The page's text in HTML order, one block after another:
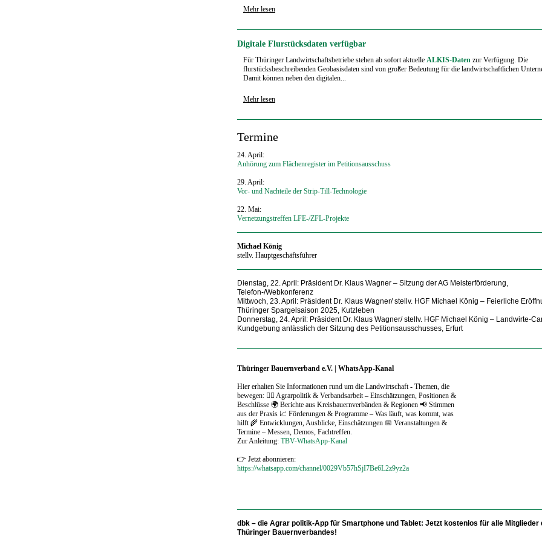
Mehr lesen
Digitale Flurstücksdaten verfügbar
Für Thüringer Landwirtschaftsbetriebe stehen ab sofort aktuelle ALKIS-Daten zur Verfügung. Die
flurstücksbeschreibenden Geobasisdaten sind von großer Bedeutung für die landwirtschaftlichen
Damit können neben den digitalen...
Mehr lesen
Termine
24. April:
Anhörung zum Flächenregister im Petitionsausschuss
29. April:
Vor- und Nachteile der Strip-Till-Technologie
22. Mai:
Vernetzungstreffen LFE-/ZFL-Projekte
Michael König
stellv. Hauptgeschäftsführer
Dienstag, 22. April: Präsident Dr. Klaus Wagner – Sitzung der AG Meisterförderung,
Telefon-/Webkonferenz
Mittwoch, 23. April: Präsident Dr. Klaus Wagner/ stellv. HGF Michael König – Feierliche
Thüringer Spargelsaison 2025, Kutzleben
Donnerstag, 24. April: Präsident Dr. Klaus Wagner/ stellv. HGF Michael König – Landwirte-
Kundgebung anlässlich der Sitzung des Petitionsausschusses, Erfurt
Thüringer Bauernverband e.V. | WhatsApp-Kanal
Hier erhalten Sie Informationen rund um die Landwirtschaft - Themen, die
bewegen: 🧑‍⚖️ Agrarpolitik & Verbandsarbeit – Einschätzungen, Positionen &
Beschlüsse 🌍 Berichte aus Kreisbauernverbänden & Regionen 📢 Stimmen
aus der Praxis 📈 Förderungen & Programme – Was läuft, was kommt, was
hilft 🌾 Entwicklungen, Ausblicke, Einschätzungen 📅 Veranstaltungen &
Termine – Messen, Demos, Fachtreffen.
Zur Anleitung: TBV-WhatsApp-Kanal
👉 Jetzt abonnieren:
https://whatsapp.com/channel/0029Vb57hSjI7Be6L2z9yz2a
dbk – die Agrar politik-App für Smartphone und Tablet: Jetzt kostenlos für alle Mitglieder
Thüringer Bauernverbandes!